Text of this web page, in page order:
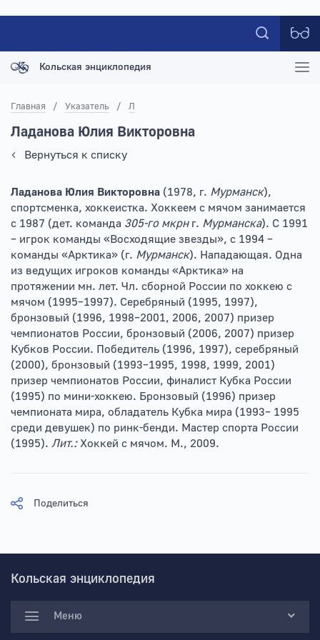
Кольская энциклопедия
Главная / Указатель / Л
Ладанова Юлия Викторовна
Вернуться к списку
Ладанова Юлия Викторовна (1978, г. Мурманск),
спортсменка, хоккеистка. Хоккеем с мячом занимается
с 1987 (дет. команда 305-го мкрн г. Мурманска). С 1991
– игрок команды «Восходящие звезды», с 1994 –
команды «Арктика» (г. Мурманск). Нападающая. Одна
из ведущих игроков команды «Арктика» на
протяжении мн. лет. Чл. сборной России по хоккею с
мячом (1995–1997). Серебряный (1995, 1997),
бронзовый (1996, 1998–2001, 2006, 2007) призер
чемпионатов России, бронзовый (2006, 2007) призер
Кубков России. Победитель (1996, 1997), серебряный
(2000), бронзовый (1993–1995, 1998, 1999, 2001)
призер чемпионатов России, финалист Кубка России
(1995) по мини-хоккею. Бронзовый (1996) призер
чемпионата мира, обладатель Кубка мира (1993– 1995
среди девушек) по ринк-бенди. Мастер спорта России
(1995). Лит.:Хоккей с мячом. М., 2009.
Поделиться
Кольская энциклопедия
Меню